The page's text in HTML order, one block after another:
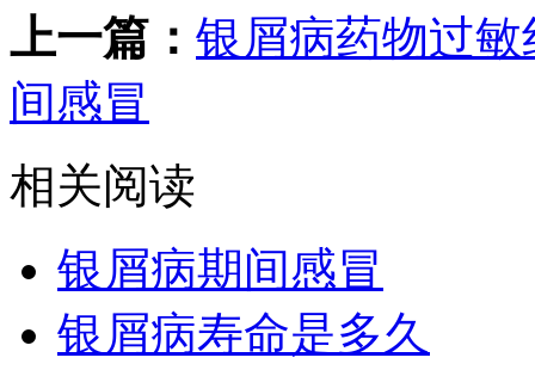
上一篇： 银屑病药物过敏
间感冒
相关阅读
银屑病期间感冒
银屑病寿命是多久